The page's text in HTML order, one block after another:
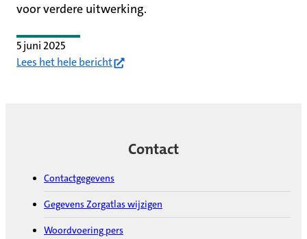
voor verdere uitwerking.
5 juni 2025
Lees het hele bericht(opent in nieuw tabblad)
Contact
Contactgegevens
Gegevens Zorgatlas wijzigen
Woordvoering pers